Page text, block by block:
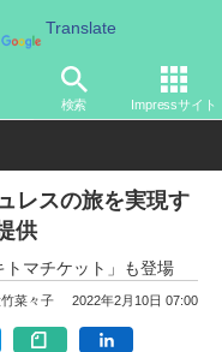
Translate
検索 Impressサイト
レスの旅を実現す
供
マチケット」も登場
菜々子 2022年2月10日 07:00